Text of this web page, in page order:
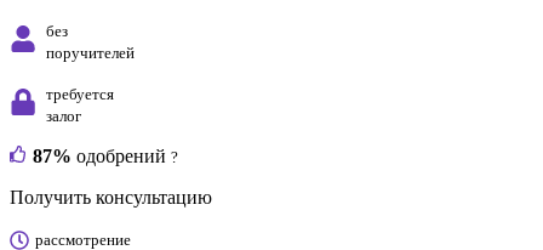
без
поручителей
требуется
залог
87% одобрений ?
Получить консультацию
рассмотрение